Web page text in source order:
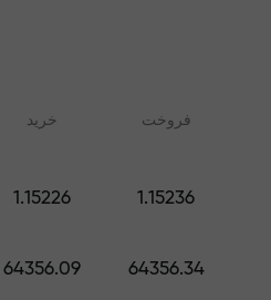
تجارت
آپ کا
خرید فروخت
1.15226 1.15236
64356.09 64356.34
مراحل کے لیے کورسز اور ویبنرز